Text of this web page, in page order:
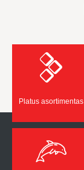
Platus asortimentas